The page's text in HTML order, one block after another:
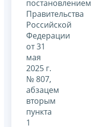
постановлением
Правительства
Российской
Федерации
от 31
мая
2025 г.
№ 807,
абзацем
вторым
пункта
1